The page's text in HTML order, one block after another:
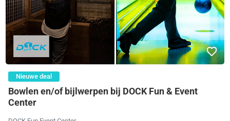
Nieuwe deal
Bowlen en/of bijlwerpen bij DOCK Fun & Event
Center